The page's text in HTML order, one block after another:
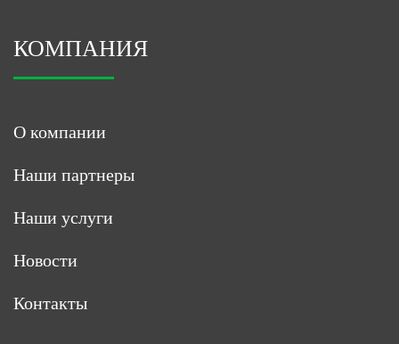
КОМПАНИЯ
О компании
Наши партнеры
Наши услуги
Новости
Контакты